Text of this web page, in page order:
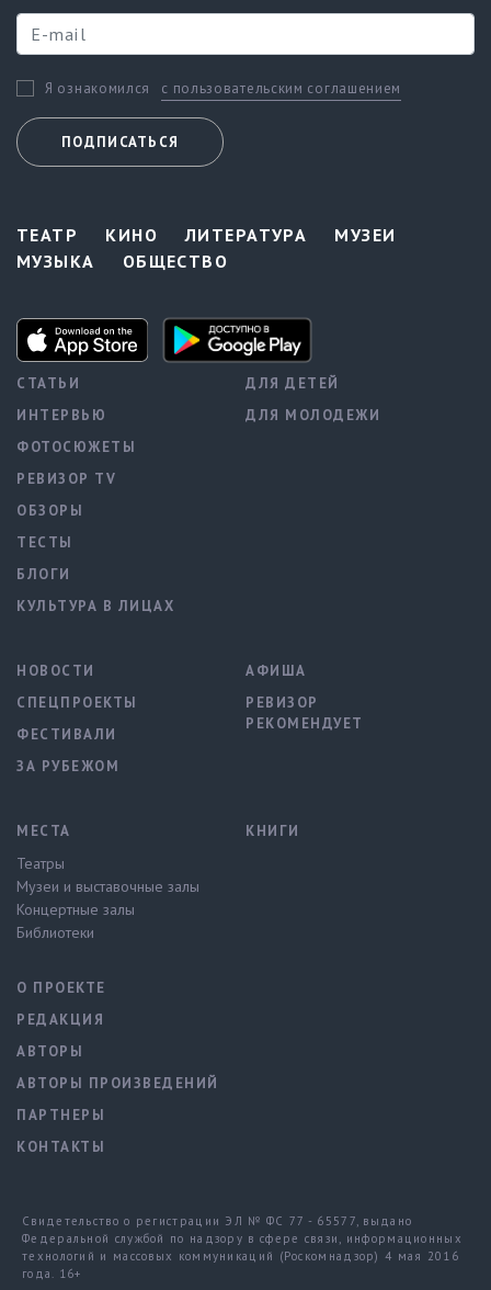
Я ознакомился с пользовательским соглашением
ПОДПИСАТЬСЯ
ТЕАТР КИНО ЛИТЕРАТУРА
МУЗЕИ
МУЗЫКА
ОБЩЕСТВО
СТАТЬИ
ИНТЕРВЬЮ
ФОТОСЮЖЕТЫ
РЕВИЗОР TV
ОБЗОРЫ
ТЕСТЫ
БЛОГИ
КУЛЬТУРА В ЛИЦАХ
ДЛЯ ДЕТЕЙ
ДЛЯ МОЛОДЕЖИ
НОВОСТИ
СПЕЦПРОЕКТЫ
ФЕСТИВАЛИ
ЗА РУБЕЖОМ
АФИША
РЕВИЗОР
РЕКОМЕНДУЕТ
МЕСТА
Театры
Музеи и выставочные залы
Концертные залы
Библиотеки
КНИГИ
О ПРОЕКТЕ
РЕДАКЦИЯ
АВТОРЫ
АВТОРЫ ПРОИЗВЕДЕНИЙ
ПАРТНЕРЫ
КОНТАКТЫ
Свидетельство о регистрации ЭЛ № ФС 77 - 65577, выдано
Федеральной службой по надзору в сфере связи, информационных
технологий и массовых коммуникаций (Роскомнадзор) 4 мая 2016
года. 16+